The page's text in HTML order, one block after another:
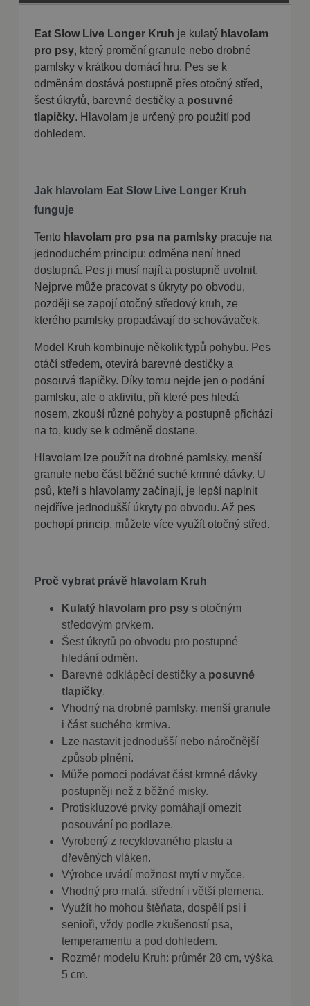
Eat Slow Live Longer Kruh je kulatý hlavolam
pro psy, který promění granule nebo drobné
pamlsky v krátkou domácí hru. Pes se k
odměnám dostává postupně přes otočný střed,
šest úkrytů, barevné destičky a posuvné
tlapičky. Hlavolam je určený pro použití pod
dohledem.
Jak hlavolam Eat Slow Live Longer Kruh
funguje
Tento hlavolam pro psa na pamlsky pracuje na
jednoduchém principu: odměna není hned
dostupná. Pes ji musí najít a postupně uvolnit.
Nejprve může pracovat s úkryty po obvodu,
později se zapojí otočný středový kruh, ze
kterého pamlsky propadávají do schovávaček.
Model Kruh kombinuje několik typů pohybu. Pes
otáčí středem, otevírá barevné destičky a
posouvá tlapičky. Díky tomu nejde jen o podání
pamlsku, ale o aktivitu, při které pes hledá
nosem, zkouší různé pohyby a postupně přichází
na to, kudy se k odměně dostane.
Hlavolam lze použít na drobné pamlsky, menší
granule nebo část běžné suché krmné dávky. U
psů, kteří s hlavolamy začínají, je lepší naplnit
nejdříve jednodušší úkryty po obvodu. Až pes
pochopí princip, můžete více využít otočný střed.
Proč vybrat právě hlavolam Kruh
Kulatý hlavolam pro psy s otočným
středovým prvkem.
Šest úkrytů po obvodu pro postupné
hledání odměn.
Barevné odklápěcí destičky a posuvné
tlapičky.
Vhodný na drobné pamlsky, menší granule
i část suchého krmiva.
Lze nastavit jednodušší nebo náročnější
způsob plnění.
Může pomoci podávat část krmné dávky
postupněji než z běžné misky.
Protiskluzové prvky pomáhají omezit
posouvání po podlaze.
Vyrobený z recyklovaného plastu a
dřevěných vláken.
Výrobce uvádí možnost mytí v myčce.
Vhodný pro malá, střední i větší plemena.
Využít ho mohou štěňata, dospělí psi i
senioři, vždy podle zkušeností psa,
temperamentu a pod dohledem.
Rozměr modelu Kruh: průměr 28 cm, výška
5 cm.